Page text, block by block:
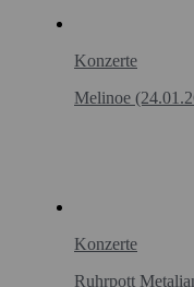
Konzerte
Melinoe
Konzerte
Ruhrpott